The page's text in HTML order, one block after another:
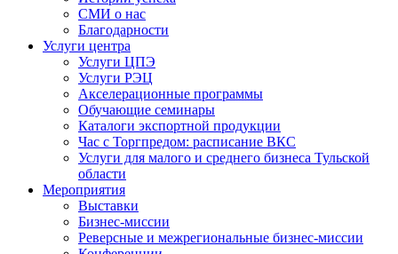
СМИ о нас
Благодарности
Услуги центра
Услуги ЦПЭ
Услуги РЭЦ
Акселерационные программы
Обучающие семинары
Каталоги экспортной продукции
Час с Торгпредом: расписание ВКС
Услуги для малого и среднего бизнеса Тульской
области
Мероприятия
Выставки
Бизнес-миссии
Реверсные и межрегиональные бизнес-миссии